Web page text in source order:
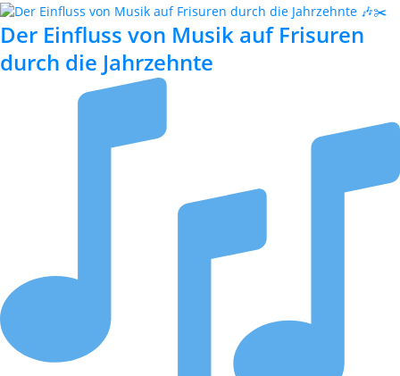
Der Einfluss von Musik auf Frisuren
durch die Jahrzehnte